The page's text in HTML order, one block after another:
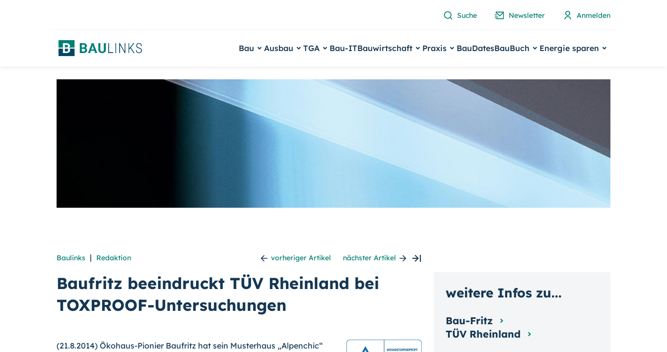
Suche Newsletter Anmelden
Bau Ausbau TGA Bau-ITBauwirtschaft Praxis BauDatesBauBuch Energie sparen
Baulinks | Redaktion vorheriger Artikel nächster Artikel
Baufritz beeindruckt TÜV Rheinland bei
TOXPROOF-Untersuchungen
(21.8.2014) Ökohaus-Pionier Baufritz hat sein Musterhaus „Al­penchic“
weitere Infos zu...
Bau-Fritz
TÜV Rheinland